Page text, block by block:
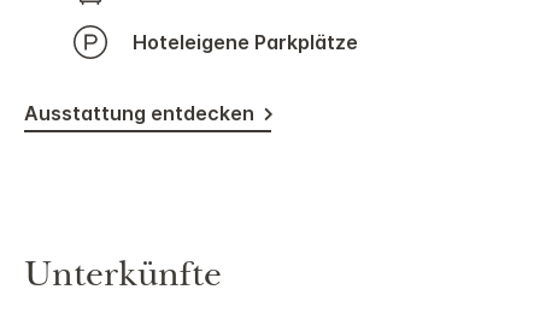
Hoteleigene Parkplätze
Ausstattung entdecken
Unterkünfte